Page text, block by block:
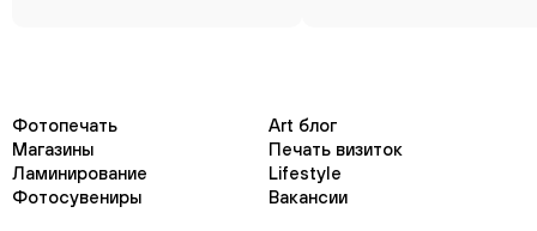
Фотопечать
Art блог
Магазины
Печать визиток
Ламинирование
Lifestyle
Фотосувениры
Вакансии